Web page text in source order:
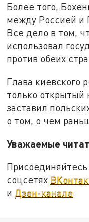
Более того,
между Россией и
Все дело в том,
использовал
против обеих
Глава киевского
только открытый
заставил
о том, о чем
Уважаемые
соцсетях
и Дзен-канале.